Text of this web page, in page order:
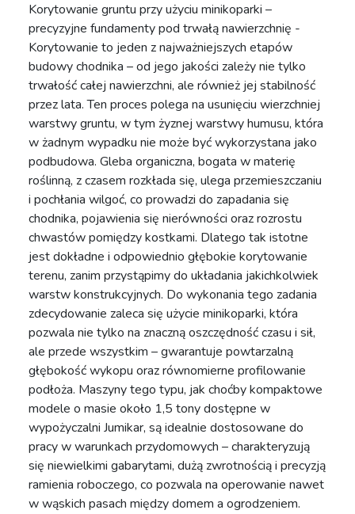
Korytowanie gruntu przy użyciu minikoparki –
precyzyjne fundamenty pod trwałą nawierzchnię -
Korytowanie to jeden z najważniejszych etapów
budowy chodnika – od jego jakości zależy nie tylko
trwałość całej nawierzchni, ale również jej stabilność
przez lata. Ten proces polega na usunięciu wierzchniej
warstwy gruntu, w tym żyznej warstwy humusu, która
w żadnym wypadku nie może być wykorzystana jako
podbudowa. Gleba organiczna, bogata w materię
roślinną, z czasem rozkłada się, ulega przemieszczaniu
i pochłania wilgoć, co prowadzi do zapadania się
chodnika, pojawienia się nierówności oraz rozrostu
chwastów pomiędzy kostkami. Dlatego tak istotne
jest dokładne i odpowiednio głębokie korytowanie
terenu, zanim przystąpimy do układania jakichkolwiek
warstw konstrukcyjnych. Do wykonania tego zadania
zdecydowanie zaleca się użycie minikoparki, która
pozwala nie tylko na znaczną oszczędność czasu i sił,
ale przede wszystkim – gwarantuje powtarzalną
głębokość wykopu oraz równomierne profilowanie
podłoża. Maszyny tego typu, jak choćby kompaktowe
modele o masie około 1,5 tony dostępne w
wypożyczalni Jumikar, są idealnie dostosowane do
pracy w warunkach przydomowych – charakteryzują
się niewielkimi gabarytami, dużą zwrotnością i precyzją
ramienia roboczego, co pozwala na operowanie nawet
w wąskich pasach między domem a ogrodzeniem.